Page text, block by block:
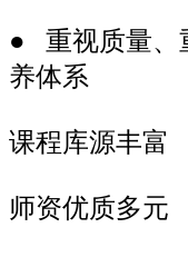
● 重视质量、
养体系
课程库源丰富
师资优质多元